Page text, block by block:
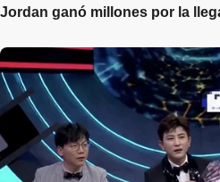
Jordan ganó millones por la